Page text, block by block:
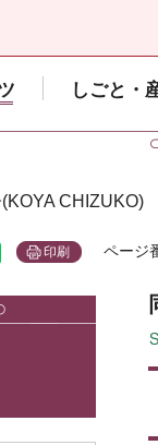
しごと・
CHIZUKO)
印刷 ページ